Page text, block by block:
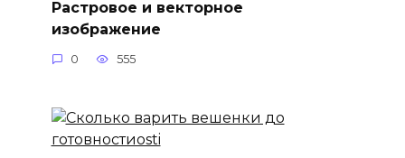
Растровое и векторное
изображение
0 555